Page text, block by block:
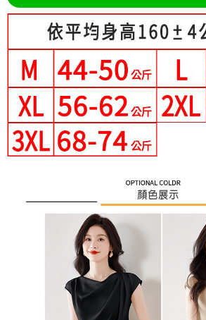
【注意事項】
1.本服務係由「台灣大哥大股份有限公司」（以下
用戶於交易時，得透過本服務購買商品或服務，
買賣價金債權讓與本公司後，依約使用本公司帳單
2.基於同意付款使用「大哥付你分期」之契約關
資料（包含姓名、電話或地址）提供予台灣大哥
由本公司與您本人進行分期帳單所需資料之確認、
3.完整用戶服務條款，請詳閱以下連結：https://
２．訂單成立數日內，您將收到繳費通知簡訊。
ATM／網路銀行／等多元方式進行付款，方視為交
※ 請注意：結帳手續完成當下不需立刻繳費，但若
後付繳納相關費用。
※ 交易是否成功請以「AFTEE先享後付 」之結帳
是否繳費成功／繳費後需取消欲退款等相關疑問，
客戶支援中心」 https://
【注意事項】
１．透過由恩沛科技股份有限公司提供之「AFTEE
易，需依本服務之必要範圍內提供個人資料，並將
２．關於個人資料處理事宜，請瀏覽以下網址：
３．未成年的使用者請事先徵得法定代理人或監護
「AFTEE先享後付」，若未經同意申辦者引起之損
４．使用「AFTEE先享後付」時，將依據個別帳號
時審查核予不同之上限額度；若仍有額度不足之情
請求用戶進行身份認證。
５．嚴禁一人註冊多個帳號或使用他人資訊註冊。
恩沛科技股份有限公司將有權停止該用戶之使用額
每筆NT$80，滿NT$699(含以上)免運費
付款後全家取貨
每筆NT$80，滿NT$699(含以上)免運費
付款後萊爾富取貨
每筆NT$80，滿NT$699(含以上)免運費
7-11付款取貨
每筆NT$80，滿NT$699(含以上)免運費
每筆NT$80，滿NT$699(含以上)免運費
每筆NT$70，滿NT$699(含以上)免運費
離島-郵局寄送
每筆NT$90，滿NT$699(含以上)免運費
國家/地區配送